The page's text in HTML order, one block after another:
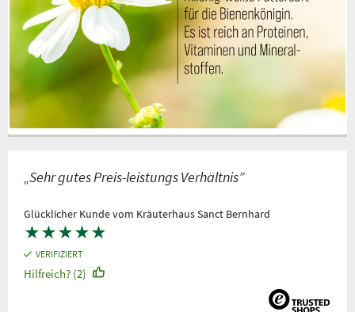
„Sehr gutes Preis-leistungs Verhältnis”
Glücklicher Kunde vom Kräuterhaus Sanct Bernhard
★★★★★
VERIFIZIERT
Hilfreich? (2)